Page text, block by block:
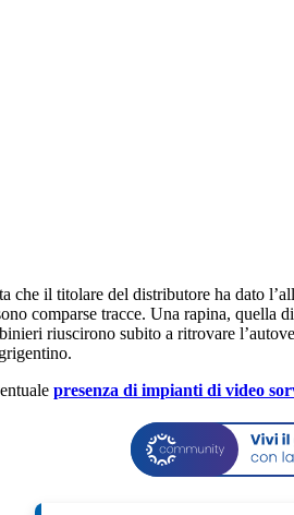
il titolare del distributore ha dato
comparse tracce. Una rapina, quella
riuscirono subito a ritrovare
presenza di impianti di video